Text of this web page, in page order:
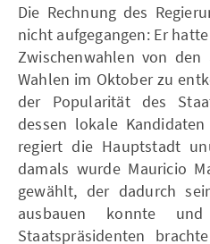
Die Rechnung des
nicht aufgegangen: Er
Zwischenwahlen von den
Wahlen im Oktober zu
der Popularität des
dessen lokale
regiert die Hauptstadt
damals wurde Mauricio
gewählt, der dadurch
ausbauen konnte
Staatspräsidenten